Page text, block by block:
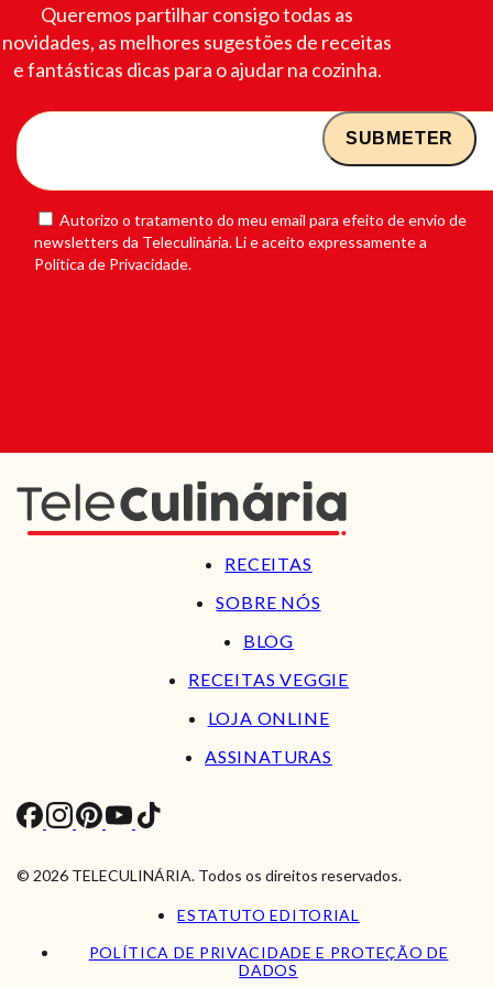
Queremos partilhar consigo todas as
novidades, as melhores sugestões de receitas
e fantásticas dicas para o ajudar na cozinha.
Autorizo o tratamento do meu email para efeito de envio de
newsletters da Teleculinária. Li e aceito expressamente a
Política de Privacidade.
RECEITAS
SOBRE NÓS
BLOG
RECEITAS VEGGIE
LOJA ONLINE
ASSINATURAS
© 2026 TELECULINÁRIA. Todos os direitos reservados.
ESTATUTO EDITORIAL
POLÍTICA DE PRIVACIDADE E PROTEÇÃO DE
DADOS